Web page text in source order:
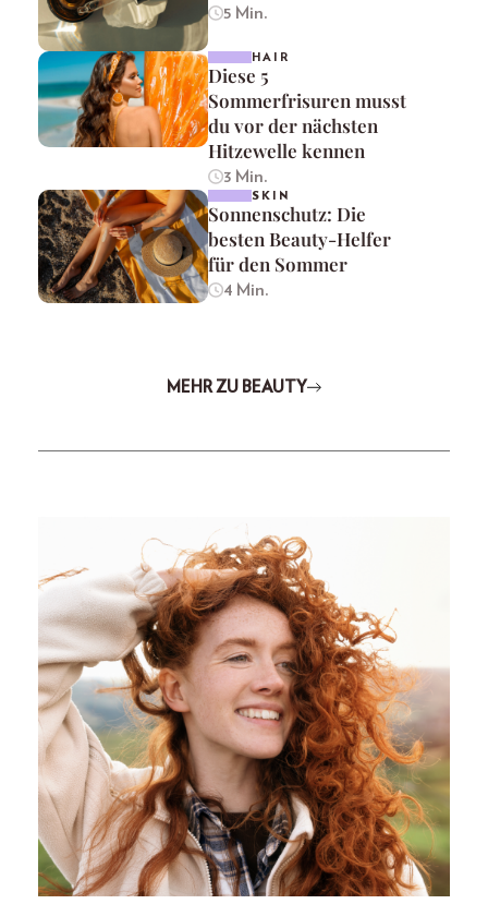
5 Min.
HAIR
Diese 5
Sommerfrisuren musst
du vor der nächsten
Hitzewelle kennen
3 Min.
SKIN
Sonnenschutz: Die
besten Beauty-Helfer
für den Sommer
4 Min.
MEHR ZU BEAUTY